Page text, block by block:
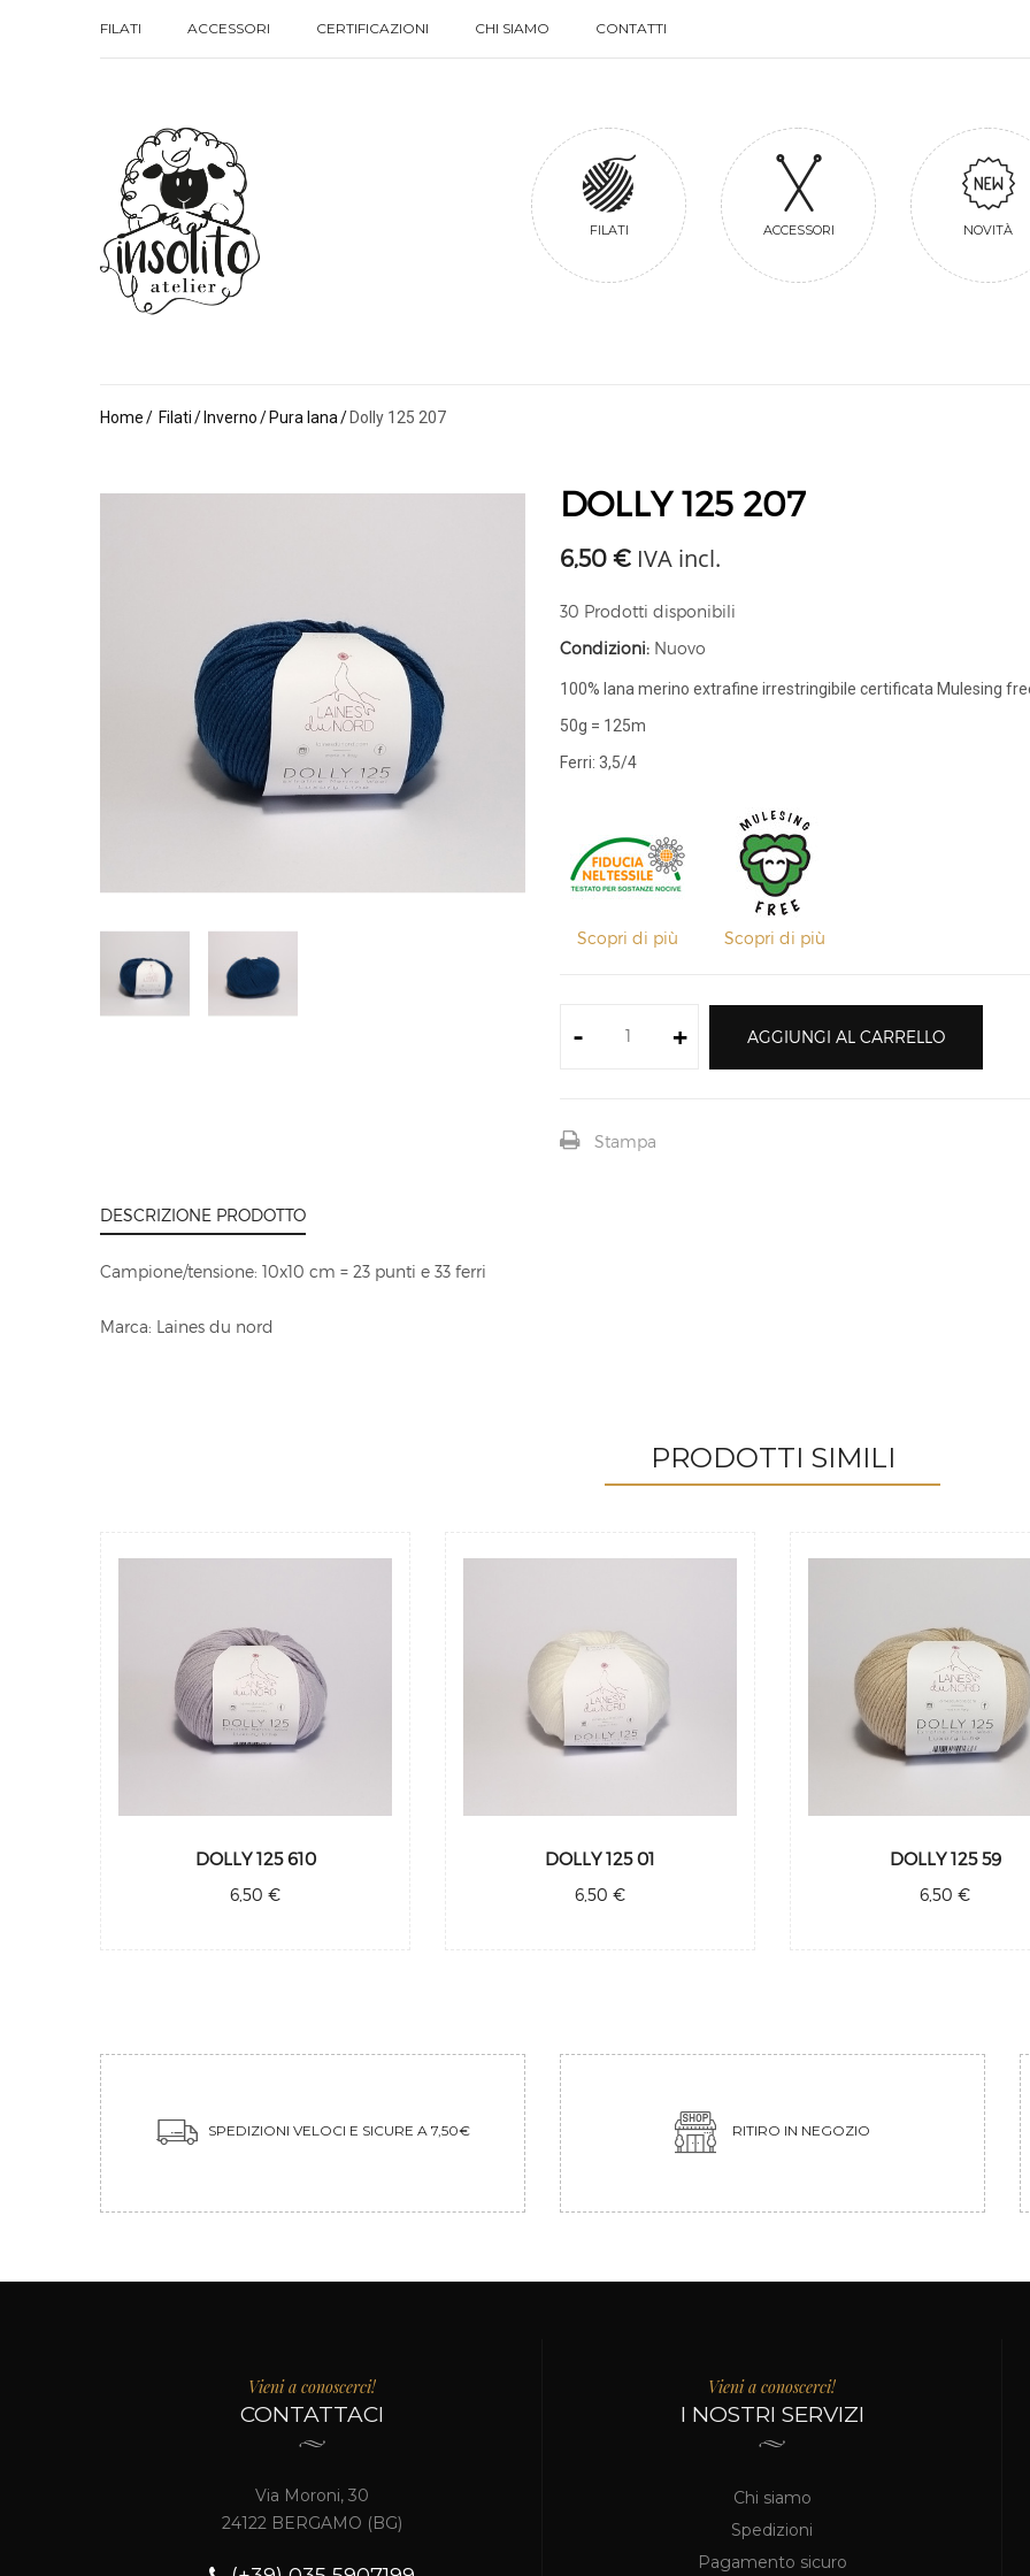
FILATI ACCESSORI CERTIFICAZIONI CHI SIAMO CONTATTI
FILATI ACCESSORI NOVITÀ
Home Filati Inverno Pura lana Dolly 125 207
DOLLY 125 207
6,50 € IVA incl.
30 Prodotti disponibili
Condizioni: Nuovo
100% lana merino extrafine irrestringibile certificata Mulesing
50g = 125m
Ferri: 3,5/4
Scopri di più Scopri di più
- + AGGIUNGI AL CARRELLO
Stampa
DESCRIZIONE PRODOTTO
Campione/tensione: 10x10 cm = 23 punti e 33 ferri
Marca: Laines du nord
PRODOTTI SIMILI
DOLLY 125 610
6,50 €
DOLLY 125 01
6,50 €
DOLLY 125 59
6,50 €
SPEDIZIONI VELOCI E SICURE A 7,50€ RITIRO IN NEGOZIO
Vieni a conoscerci!
CONTATTACI
Via Moroni, 30
24122 BERGAMO (BG)
Vieni a conoscerci!
I NOSTRI SERVIZI
Chi siamo
Spedizioni
Pagamento sicuro